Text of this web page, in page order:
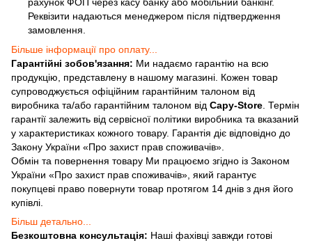
Реквізити надаються менеджером після підтвердження
замовлення.
Більше інформації про оплату...
Гарантійні зобов'язання: Ми надаємо гарантію на всю
продукцію, представлену в нашому магазині. Кожен товар
супроводжується офіційним гарантійним талоном від
виробника та/або гарантійним талоном від Capy-Store. Термін
гарантії залежить від сервісної політики виробника та вказаний
у характеристиках кожного товару. Гарантія діє відповідно до
Закону України «Про захист прав споживачів».
Обмін та повернення товару Ми працюємо згідно із Законом
України «Про захист прав споживачів», який гарантує
покупцеві право повернути товар протягом 14 днів з дня його
купівлі.
Більш детально...
Безкоштовна консультація: Наші фахівці завжди готові